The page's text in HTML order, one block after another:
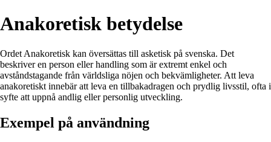
Anakoretisk betydelse
Ordet Anakoretisk kan översättas till asketisk på svenska. Det
beskriver en person eller handling som är extremt enkel och
avståndstagande från världsliga nöjen och bekvämligheter. Att leva
anakoretiskt innebär att leva en tillbakadragen och prydlig livsstil, ofta i
syfte att uppnå andlig eller personlig utveckling.
Exempel på användning